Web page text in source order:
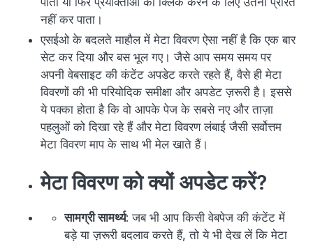
नहीं कर पाता।
एसईओ के बदलते माहौल में मेटा विवरण ऐसा नहीं है कि एक बार
सेट कर दिया और बस भूल गए। जैसे आप समय समय पर
अपनी वेबसाइट की कंटेंट अपडेट करते रहते हैं, वैसे ही मेटा
विवरणों की भी परियोदिक समीक्षा और अपडेट ज़रूरी है। इससे
ये पक्का होता है कि वो आपके पेज के सबसे नए और ताज़ा
पहलुओं को दिखा रहे हैं और मेटा विवरण लंबाई जैसी सर्वोत्तम
मेटा विवरण माप के साथ भी मेल खाते हैं।
मेटा विवरण को क्यों अपडेट करें?
सामग्री सामर्थ्य: जब भी आप किसी वेबपेज की कंटेंट में
बड़े या ज़रूरी बदलाव करते हैं, तो ये भी देख लें कि मेटा